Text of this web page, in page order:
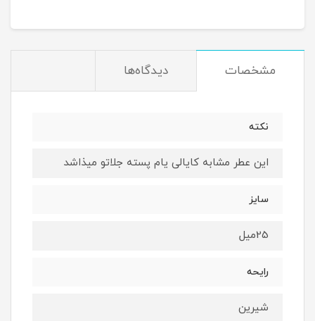
مشخصات دیدگاه‌ها
نكته
اين عطر مشابه كايالى يام پسته جلاتو ميذاشد
سايز
25ميل
رايحه
شيرين